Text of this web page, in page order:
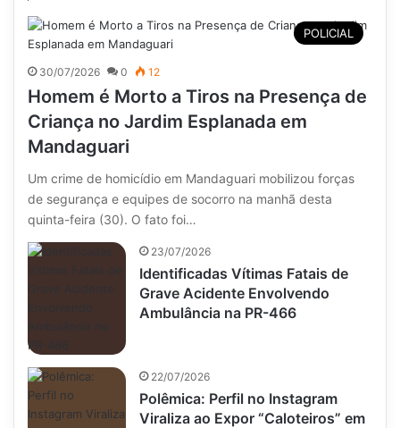
POLICIAL
30/07/2026 0 12
Homem é Morto a Tiros na Presença de
Criança no Jardim Esplanada em
Mandaguari
Um crime de homicídio em Mandaguari mobilizou forças
de segurança e equipes de socorro na manhã desta
quinta-feira (30). O fato foi…
23/07/2026
Identificadas Vítimas Fatais de
Grave Acidente Envolvendo
Ambulância na PR-466
22/07/2026
Polêmica: Perfil no Instagram
Viraliza ao Expor “Caloteiros” em